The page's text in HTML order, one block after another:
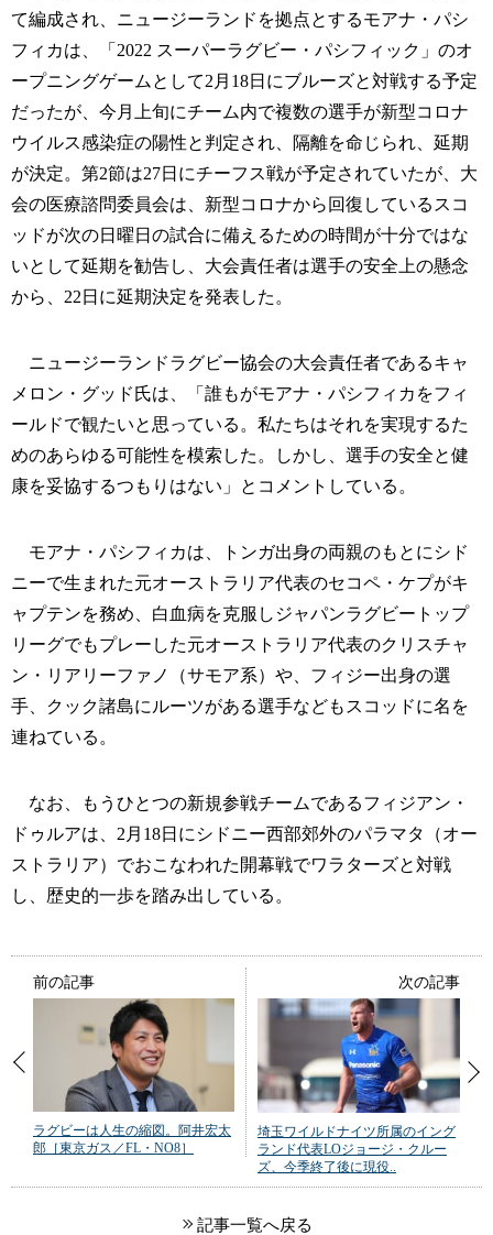
て編成され、ニュージーランドを拠点とするモアナ・パシ
フィカは、「2022 スーパーラグビー・パシフィック」のオ
ープニングゲームとして2月18日にブルーズと対戦する予定
だったが、今月上旬にチーム内で複数の選手が新型コロナ
ウイルス感染症の陽性と判定され、隔離を命じられ、延期
が決定。第2節は27日にチーフス戦が予定されていたが、大
会の医療諮問委員会は、新型コロナから回復しているスコ
ッドが次の日曜日の試合に備えるための時間が十分ではな
いとして延期を勧告し、大会責任者は選手の安全上の懸念
から、22日に延期決定を発表した。
ニュージーランドラグビー協会の大会責任者であるキャ
メロン・グッド氏は、「誰もがモアナ・パシフィカをフィ
ールドで観たいと思っている。私たちはそれを実現するた
めのあらゆる可能性を模索した。しかし、選手の安全と健
康を妥協するつもりはない」とコメントしている。
モアナ・パシフィカは、トンガ出身の両親のもとにシド
ニーで生まれた元オーストラリア代表のセコペ・ケプがキ
ャプテンを務め、白血病を克服しジャパンラグビートップ
リーグでもプレーした元オーストラリア代表のクリスチャ
ン・リアリーファノ（サモア系）や、フィジー出身の選
手、クック諸島にルーツがある選手などもスコッドに名を
連ねている。
なお、もうひとつの新規参戦チームであるフィジアン・
ドゥルアは、2月18日にシドニー西部郊外のパラマタ（オー
ストラリア）でおこなわれた開幕戦でワラターズと対戦
し、歴史的一歩を踏み出している。
前の記事
ラグビーは人生の縮図。阿井宏太
郎［東京ガス／FL・NO8］
次の記事
埼玉ワイルドナイツ所属のイング
ランド代表LOジョージ・クルー
ズ、今季終了後に現役..
記事一覧へ戻る